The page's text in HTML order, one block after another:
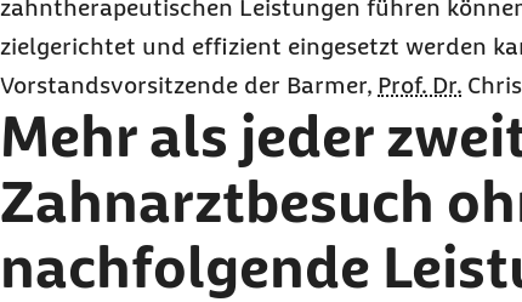
zahntherapeutischen Leistungen führen
zielgerichtet und effizient eingesetzt werden
Vorstandsvorsitzende der Barmer, Prof. Dr.
Mehr als jeder
Zahnarztbesuch
nachfolgende